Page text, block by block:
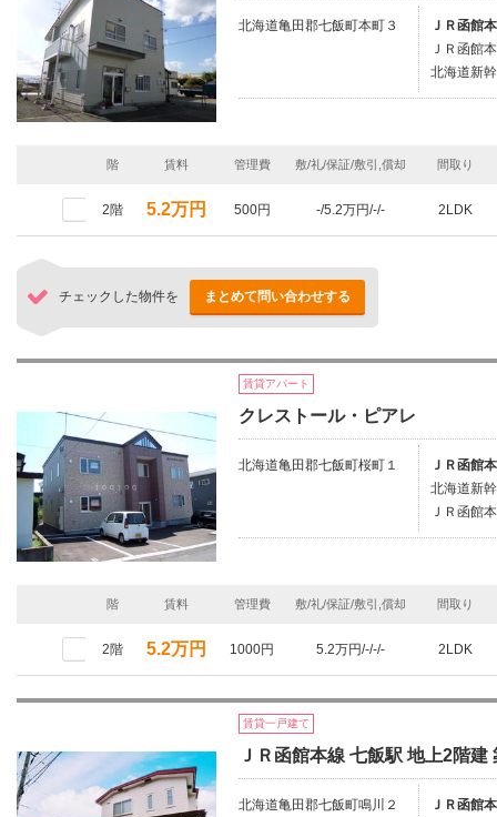
北海道亀田郡七飯町本町３
ＪＲ函館
ＪＲ函館
北海道新
階 賃料 管理費 敷/礼/保証/敷引,償却 間取り
2階 5.2万円 500円 -/5.2万円/-/- 2LDK
チェックした物件を まとめて問い合わせする
賃貸アパート
クレストール・ピアレ
北海道亀田郡七飯町桜町１
ＪＲ函館
北海道新
ＪＲ函館
階 賃料 管理費 敷/礼/保証/敷引,償却 間取り
2階 5.2万円 1000円 5.2万円/-/-/- 2LDK
賃貸一戸建て
ＪＲ函館本線 七飯駅 地上2階建
北海道亀田郡七飯町鳴川２
ＪＲ函館